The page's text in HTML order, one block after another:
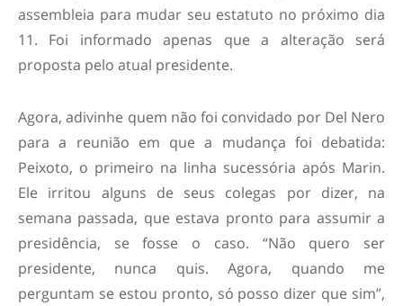
assembleia para mudar seu estatuto no próximo dia
11. Foi informado apenas que a alteração será
proposta pelo atual presidente.
Agora, adivinhe quem não foi convidado por Del Nero
para a reunião em que a mudança foi debatida:
Peixoto, o primeiro na linha sucessória após Marin.
Ele irritou alguns de seus colegas por dizer, na
semana passada, que estava pronto para assumir a
presidência, se fosse o caso. “Não quero ser
presidente, nunca quis. Agora, quando me
perguntam se estou pronto, só posso dizer que sim”,